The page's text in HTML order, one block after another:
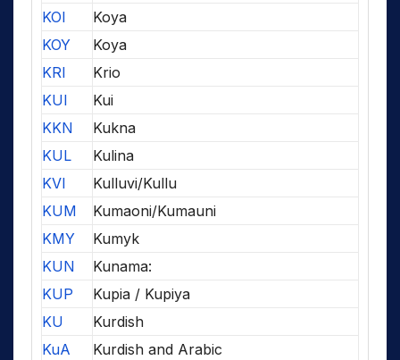
KOI
Koya
KOY
Koya
KRI
Krio
KUI
Kui
KKN
Kukna
KUL
Kulina
KVI
Kulluvi/Kullu
KUM
Kumaoni/Kumauni
KMY
Kumyk
KUN
Kunama:
KUP
Kupia / Kupiya
KU
Kurdish
KuA
Kurdish and Arabic